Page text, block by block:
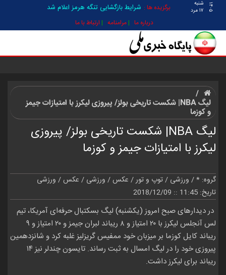
۱۴۰۵
شنبه
۱۷ مرد
برگزیده ها : شرایط بازگشایی تنگه هرمز اعلام شد
درباره ما مرامنامه ارتباط با ما
لیگ NBA| شکست تاریخی بولز/ پیروزی لیکرز با امتیازات جیمز
و کوزما
لیگ NBA| شکست تاریخی بولز/ پیروزی
لیکرز با امتیازات جیمز و کوزما
گروه: *
/ ورزشی / توپ و تور/ عکس/ ورزشی / عکس / ورزشی
تاریخ: 11:45 :: 2018/12/09
در دیدارهای صبح امروز (یکشنبه) لیگ بسکتبال حرفه‌ای آمریکا، تیم‌
لس آنجلس لیکرز با ۲۰ امتیاز و ۸ ریباند لبران جیمز و ۲۰ امتیاز و ۹
ریباند کایل کوزما بر میزبان خود ممفیس گریزلیز غلبه کرد و شانزدهمین
پیروزی خود را در لیگ امسال به ثبت رساند. تایسون چندلر نیز ۱۴
ریباند برای لیکرز داشت.